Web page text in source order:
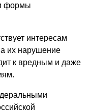
формы
интересам
а их нарушение
к вредным и даже